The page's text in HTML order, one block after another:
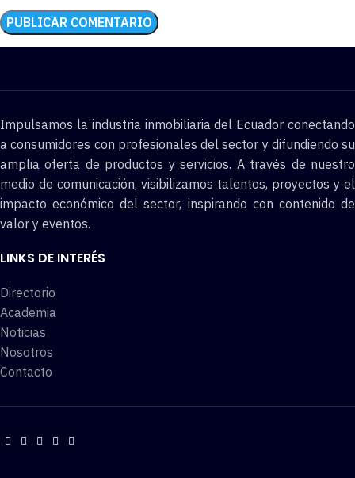
Impulsamos la industria inmobiliaria del Ecuador conectando
a consumidores con profesionales del sector y difundiendo su
amplia oferta de productos y servicios. A través de nuestro
medio de comunicación, visibilizamos talentos, proyectos y el
impacto económico del sector, inspirando con contenido de
valor y eventos.
LINKS DE INTERÉS
Directorio
Academia
Noticias
Nosotros
Contacto